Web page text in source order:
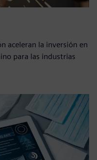
aceleran la inversión en
para las industrias